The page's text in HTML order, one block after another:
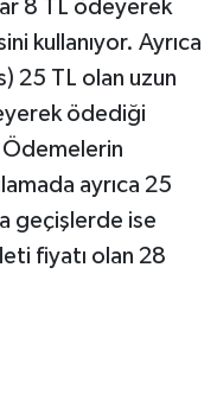
8 TL ödeyerek
kullanıyor. Ayrıca
25 TL olan uzun
ödediği
ayrıca 25
geçişlerde ise
fiyatı olan 28